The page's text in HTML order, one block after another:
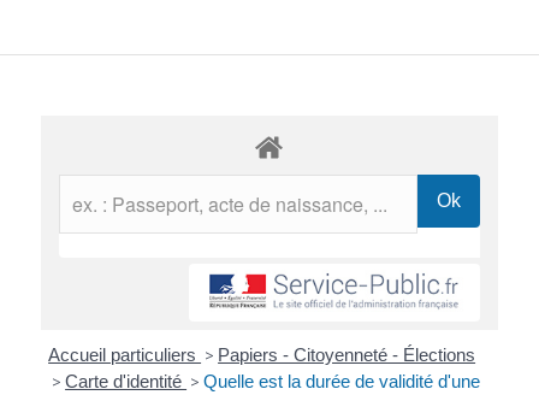
Accueil particuliers > Papiers - Citoyenneté - Élections
> Carte d'identité > Quelle est la durée de validité d'une